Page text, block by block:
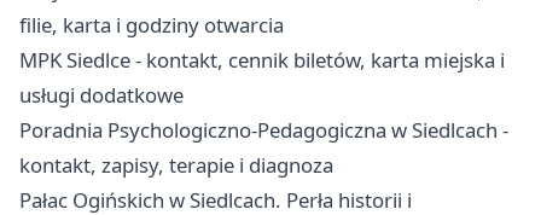
filie, karta i godziny otwarcia
MPK Siedlce - kontakt, cennik biletów, karta miejska i
usługi dodatkowe
Poradnia Psychologiczno-Pedagogiczna w Siedlcach -
kontakt, zapisy, terapie i diagnoza
Pałac Ogińskich w Siedlcach. Perła historii i